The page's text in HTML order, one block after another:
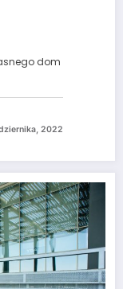
dom
2022